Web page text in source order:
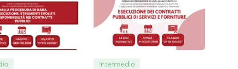
Intermedio